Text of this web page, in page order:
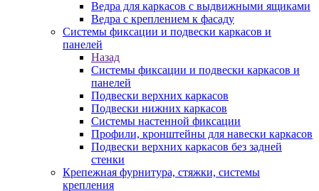
Ведра для каркасов с выдвижными ящиками
Ведра с креплением к фасаду
Системы фиксации и подвески каркасов и
панелей
Назад
Системы фиксации и подвески каркасов и
панелей
Подвески верхних каркасов
Подвески нижних каркасов
Системы настенной фиксации
Профили, кронштейны для навески каркасов
Подвески верхних каркасов без задней
стенки
Крепежная фурнитура, стяжки, системы
крепления